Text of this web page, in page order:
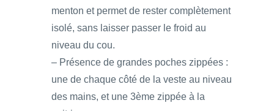
menton et permet de rester complètement
isolé, sans laisser passer le froid au
niveau du cou.
– Présence de grandes poches zippées :
une de chaque côté de la veste au niveau
des mains, et une 3ème zippée à la